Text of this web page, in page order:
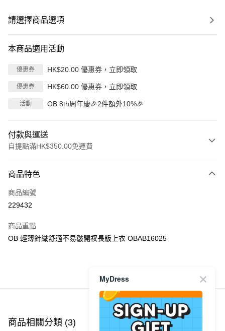
請選擇商品選項
本商品適用活動
優惠券 HK$20.00 優惠券，立即領取
優惠券 HK$60.00 優惠券，立即領取
活動 OB 8th周年慶🎉2件額外10%🎉
付款與運送
自提點滿HK$350.00免運費
信用卡
Apple Pay
PayMe
每筆HK$40.00，滿HK$350.00或以上免運費
付款後順豐站及營業點
商品特色
商品編號
229432
商品重點
OB 輕薄針織舒適不易皺開衩長版上衣 OBAB16025
商品推薦
商品相關分類 (3)
MyDress